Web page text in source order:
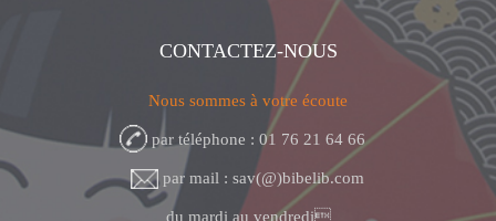
CONTACTEZ-NOUS
Nous sommes à votre écoute
par téléphone : 01 76 21 64 66
par mail : sav(@)bibelib.com
du mardi au vendredi